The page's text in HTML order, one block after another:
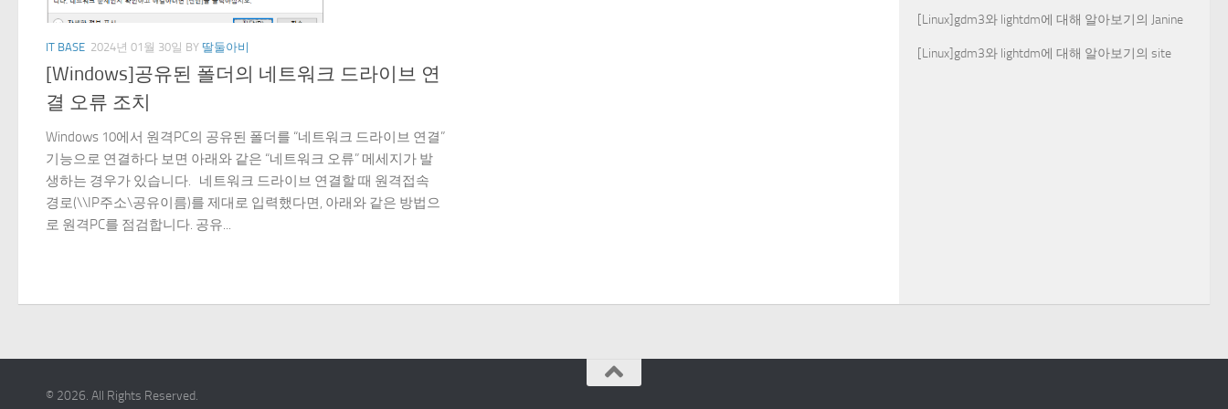
IT BASE 2024년 01월 30일 BY 딸둘아비
[Windows]공유된 폴더의 네트워크 드라이브 연
결 오류 조치
Windows 10에서 원격PC의 공유된 폴더를 “네트워크 드라이브 연결”
기능으로 연결하다 보면 아래와 같은 “네트워크 오류” 메세지가 발
생하는 경우가 있습니다. 네트워크 드라이브 연결할 때 원격접속
경로(\\IP주소\공유이름)를 제대로 입력했다면, 아래와 같은 방법으
로 원격PC를 점검합니다. 공유...
[Linux]gdm3와 lightdm에 대해 알아보기의 Janine
[Linux]gdm3와 lightdm에 대해 알아보기의 site
© 2026. All Rights Reserved.